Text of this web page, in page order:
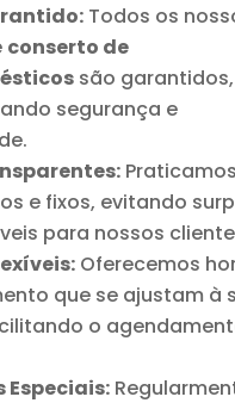
Todos os
conserto de
são garantidos,
segurança e
Praticamos
e fixos, evitando
para nossos
Oferecemos
que se ajustam à
o
Especiais: